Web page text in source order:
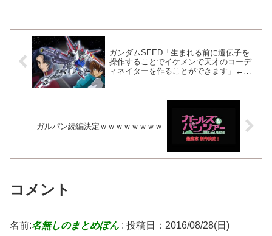
ガンダムSEED「生まれる前に遺伝子を
操作することでイケメンで天才のコーデ
ィネイターを作ることができます」←こ
ガルパン続編決定ｗｗｗｗｗｗｗｗ
コメント
名前:名無しのまとめぽん : 投稿日：2016/08/28(日)